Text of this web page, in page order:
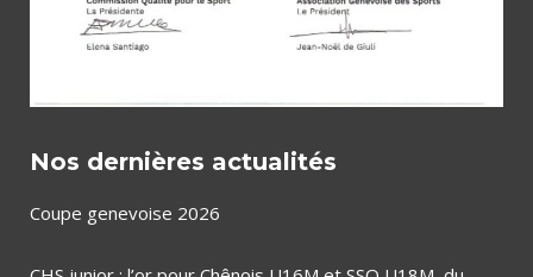
Nos dernières actualités
Coupe genevoise 2026